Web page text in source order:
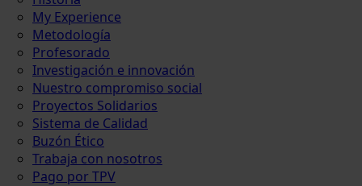
My Experience
Metodología
Profesorado
Investigación e innovación
Nuestro compromiso social
Proyectos Solidarios
Sistema de Calidad
Buzón Ético
Trabaja con nosotros
Pago por TPV